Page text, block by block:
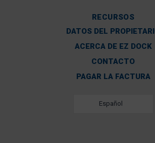
RECURSOS
DATOS DEL
ACERCA DE EZ DOCK
CONTACTO
PAGAR LA FACTURA
Español